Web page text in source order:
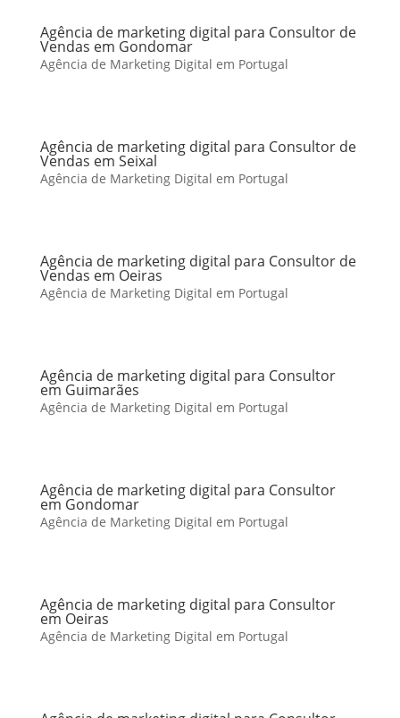
Agência de marketing digital para Consultor de
Vendas em Gondomar
Agência de Marketing Digital em Portugal
Agência de marketing digital para Consultor de
Vendas em Seixal
Agência de Marketing Digital em Portugal
Agência de marketing digital para Consultor de
Vendas em Oeiras
Agência de Marketing Digital em Portugal
Agência de marketing digital para Consultor
em Guimarães
Agência de Marketing Digital em Portugal
Agência de marketing digital para Consultor
em Gondomar
Agência de Marketing Digital em Portugal
Agência de marketing digital para Consultor
em Oeiras
Agência de Marketing Digital em Portugal